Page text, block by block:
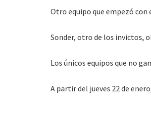
Otro equipo que empezó con
Sonder, otro de los invictos,
Los únicos equipos que no
A partir del jueves 22 de